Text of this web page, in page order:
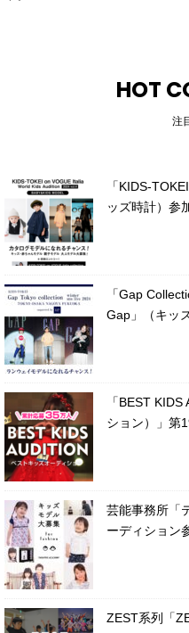
HOT
注
「KIDS-
ッズ時計）参
「Gap
Gap」（キッ
「BEST
ション）」第
芸能事務所「
ーディション
ZEST系列「